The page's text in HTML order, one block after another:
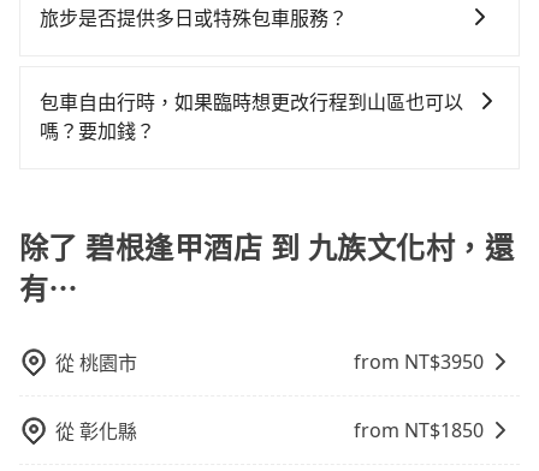
雖然路邊隨租隨還看似方便，但實際使用時還是有其區
會員或者使用特定的信用卡，還可以累積點數做現金回
Expedia.com、Trip.com等。正常來說，線上刷卡付款
完後預定就完成，事先不用電話確認空房，事後也不用
在預定時要不選擇評分高、評論多的飯店，不然就是還
要再人工電話與飯店確認。預訂民宿方面，如不怕麻
煩，有些時候直接打電話問的價格可能比民宿訂房網來
介意多花一點錢省下這些瑣碎的事，台灣本土的AsiaYo
提供早鳥優惠，您越早預訂就能享有更優惠的價格。所
旅步是否提供多日或特殊包車服務？
專人回覆您。
包車自由行時，如果臨時想更改行程到山區也可以
嗎？要加錢？
行額外的費用收取。但是，這些費用會在您下訂單後、
出發前先與您進行確認，確保您明確知道所有的費用。
我們會透過Email的方式向您說明收費細節，讓您能更放
除了 碧根逢甲酒店 到 九族文化村，還
有⋯
從桃園市 from NT$3950
從彰化縣 from NT$1850